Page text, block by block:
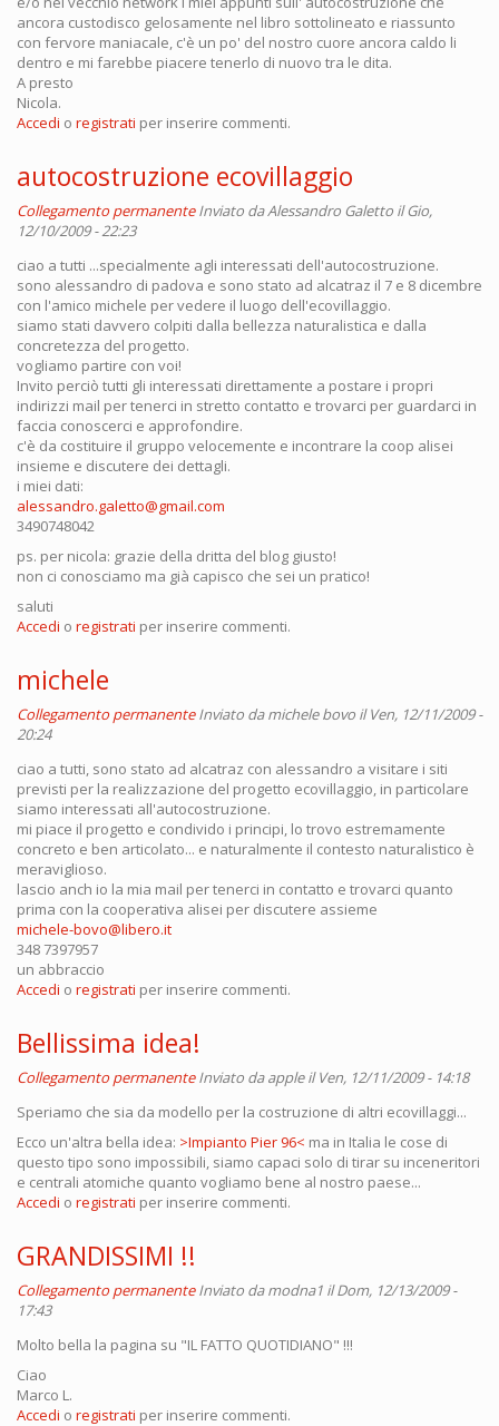
ancora custodisco gelosamente nel libro sottolineato e riassunto
con fervore maniacale, c'è un po' del nostro cuore ancora caldo li
dentro e mi farebbe piacere tenerlo di nuovo tra le dita.
A presto
Nicola.
Accedi o registrati per inserire commenti.
autocostruzione ecovillaggio
Collegamento permanente Inviato daAlessandro Galetto il Gio,
12/10/2009 - 22:23
ciao a tutti ...specialmente agli interessati dell'autocostruzione.
sono alessandro di padova e sono stato ad alcatraz il 7 e 8 dicembre
con l'amico michele per vedere il luogo dell'ecovillaggio.
siamo stati davvero colpiti dalla bellezza naturalistica e dalla
concretezza del progetto.
vogliamo partire con voi!
Invito perciò tutti gli interessati direttamente a postare i propri
indirizzi mail per tenerci in stretto contatto e trovarci per guardarci in
faccia conoscerci e approfondire.
c'è da costituire il gruppo velocemente e incontrare la coop alisei
insieme e discutere dei dettagli.
i miei dati:
alessandro.galetto@gmail.com
3490748042
ps. per nicola: grazie della dritta del blog giusto!
non ci conosciamo ma già capisco che sei un pratico!
saluti
Accedi o registrati per inserire commenti.
michele
Collegamento permanente Inviato damichele bovo il Ven, 12/11/2009 -
20:24
ciao a tutti, sono stato ad alcatraz con alessandro a visitare i siti
previsti per la realizzazione del progetto ecovillaggio, in particolare
siamo interessati all'autocostruzione.
mi piace il progetto e condivido i principi, lo trovo estremamente
concreto e ben articolato... e naturalmente il contesto naturalistico è
meraviglioso.
lascio anch io la mia mail per tenerci in contatto e trovarci quanto
prima con la cooperativa alisei per discutere assieme
michele-bovo@libero.it
348 7397957
un abbraccio
Accedi o registrati per inserire commenti.
Bellissima idea!
Collegamento permanente Inviato daappleil Ven, 12/11/2009 - 14:18
Speriamo che sia da modello per la costruzione di altri ecovillaggi...
Ecco un'altra bella idea: >Impianto Pier 96< ma in Italia le cose di
questo tipo sono impossibili, siamo capaci solo di tirar su inceneritori
e centrali atomiche quanto vogliamo bene al nostro paese...
Accedi o registrati per inserire commenti.
GRANDISSIMI !!
Collegamento permanente Inviato damodna1 il Dom, 12/13/2009 -
17:43
Molto bella la pagina su "IL FATTO QUOTIDIANO" !!!
Ciao
Marco L.
Accedi o registrati per inserire commenti.